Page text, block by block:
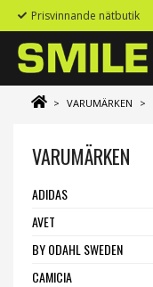
Prisvinnande nätbutik
> VARUMÄRKEN >
VARUMÄRKEN
ADIDAS
AVET
BY ODAHL SWEDEN
CAMICIA